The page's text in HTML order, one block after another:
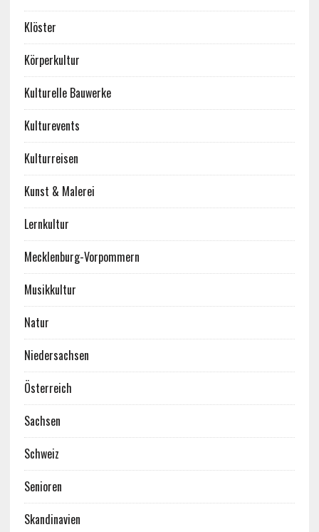
Klöster
Körperkultur
Kulturelle Bauwerke
Kulturevents
Kulturreisen
Kunst & Malerei
Lernkultur
Mecklenburg-Vorpommern
Musikkultur
Natur
Niedersachsen
Österreich
Sachsen
Schweiz
Senioren
Skandinavien